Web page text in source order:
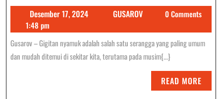
Kecil
Yang
Dan
Desember 17, 2024DesemberGUSAROVGUSAROV0 Comments
1:48 pm
Gusarov – Gigitan nyamuk adalah salah satu serangga yang paling umum
dan mudah ditemui di sekitar kita, terutama pada musim{...}
READ MORE
MORE